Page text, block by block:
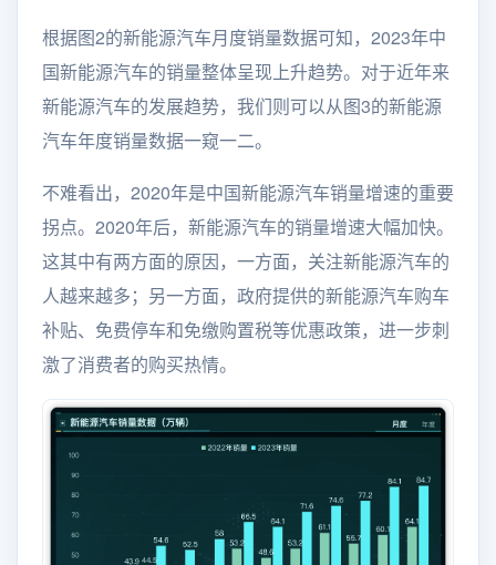
根据图2的新能源汽车月度销量数据可知，2023年中
国新能源汽车的销量整体呈现上升趋势。对于近年来
新能源汽车的发展趋势，我们则可以从图3的新能源
汽车年度销量数据一窥一二。
不难看出，2020年是中国新能源汽车销量增速的重要
拐点。2020年后，新能源汽车的销量增速大幅加快。
这其中有两方面的原因，一方面，关注新能源汽车的
人越来越多；另一方面，政府提供的新能源汽车购车
补贴、免费停车和免缴购置税等优惠政策，进一步刺
激了消费者的购买热情。